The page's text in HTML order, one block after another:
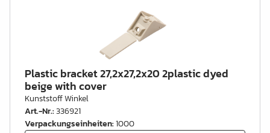
Plastic bracket 27,2x27,2x20 2plastic dyed
beige with cover
Kunststoff Winkel
Art.-Nr.:336921
Verpackungseinheiten:1000